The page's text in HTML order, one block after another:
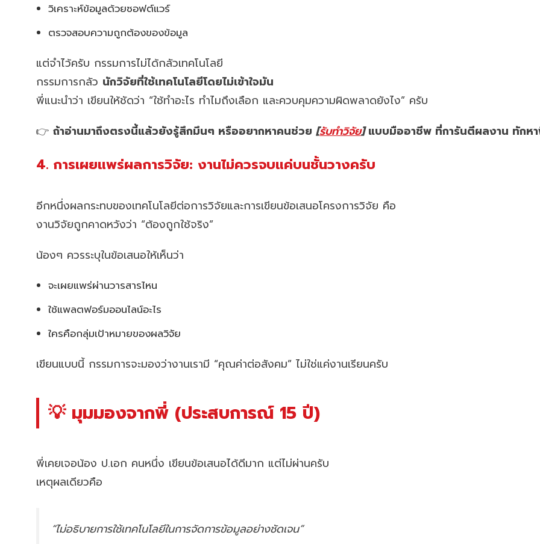
วิเคราะห์ข้อมูลด้วยซอฟต์แวร์
ตรวจสอบความถูกต้องของข้อมูล
แต่จำไว้ครับ กรรมการไม่ได้กลัวเทคโนโลยี
กรรมการกลัว นักวิจัยที่ใช้เทคโนโลยีโดยไม่เข้าใจมัน
พี่แนะนำว่า เขียนให้ชัดว่า “ใช้ทำอะไร ทำไมถึงเลือก และควบคุมความผิดพลาดยังไง” ครับ
👉 ถ้าอ่านมาถึงตรงนี้แล้วยังรู้สึกมึนๆ หรืออยากหาคนช่วย [รับทำวิจัย]แบบมืออาชีพ ที่การันตีผลงาน ทักหา
4. การเผยแพร่ผลการวิจัย: งานไม่ควรจบแค่บนชั้นวางครับ
อีกหนึ่งผลกระทบของเทคโนโลยีต่อการวิจัยและการเขียนข้อเสนอโครงการวิจัย คือ
งานวิจัยถูกคาดหวังว่า “ต้องถูกใช้จริง”
น้องๆ ควรระบุในข้อเสนอให้เห็นว่า
จะเผยแพร่ผ่านวารสารไหน
ใช้แพลตฟอร์มออนไลน์อะไร
ใครคือกลุ่มเป้าหมายของผลวิจัย
เขียนแบบนี้ กรรมการจะมองว่างานเรามี “คุณค่าต่อสังคม” ไม่ใช่แค่งานเรียนครับ
💡 มุมมองจากพี่ (ประสบการณ์ 15 ปี)
พี่เคยเจอน้อง ป.เอก คนหนึ่ง เขียนข้อเสนอได้ดีมาก แต่ไม่ผ่านครับ
เหตุผลเดียวคือ
“ไม่อธิบายการใช้เทคโนโลยีในการจัดการข้อมูลอย่างชัดเจน”